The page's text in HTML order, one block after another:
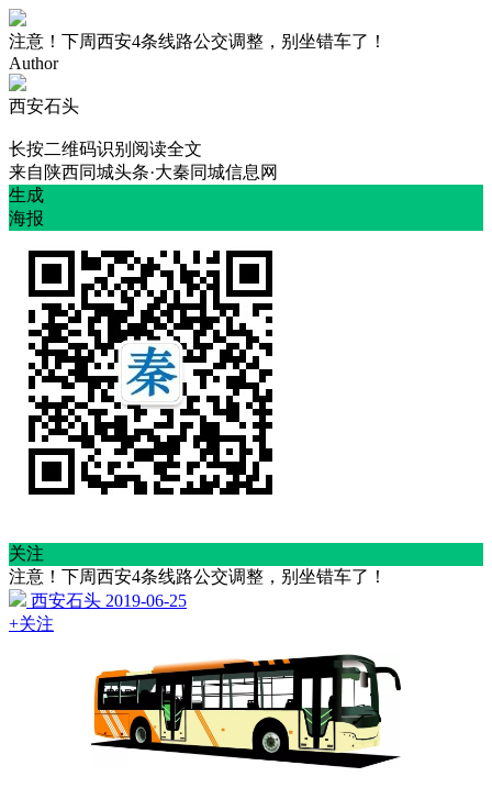
注意！下周西安4条线路公交调整，别坐错车了！
Author
西安石头
长按二维码识别阅读全文
来自 陕西同城头条·大秦同城信息网
生成
海报
关注
注意！下周西安4条线路公交调整，别坐错车了！
西安石头 2019-06-25
+关注